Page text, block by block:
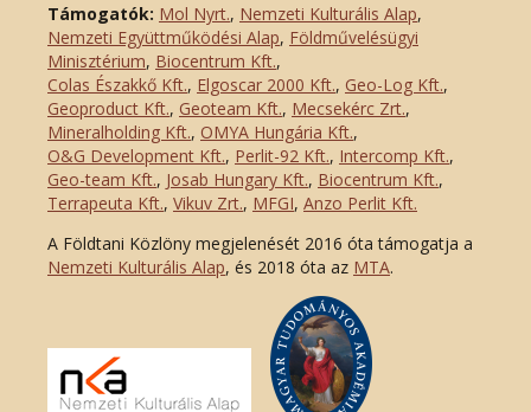
Támogatók: Mol Nyrt., Nemzeti Kulturális Alap,
Nemzeti Együttműködési Alap, Földművelésügyi
Minisztérium, Biocentrum Kft.,
Colas Északkő Kft., Elgoscar 2000 Kft., Geo-Log Kft.,
Geoproduct Kft., Geoteam Kft., Mecsekérc Zrt.,
Mineralholding Kft., OMYA Hungária Kft.,
O&G Development Kft., Perlit-92 Kft., Intercomp Kft.,
Geo-team Kft., Josab Hungary Kft., Biocentrum Kft.,
Terrapeuta Kft., Vikuv Zrt., MFGI, Anzo Perlit Kft.
A Földtani Közlöny megjelenését 2016 óta támogatja a
Nemzeti Kulturális Alap, és 2018 óta az MTA.